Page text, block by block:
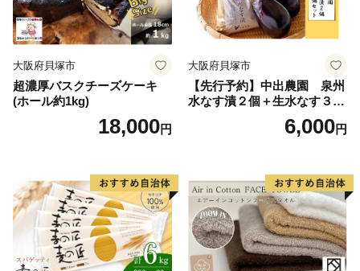
大阪府貝塚市
超濃厚バスクチーズケーキ
(ホール約1kg)
18,000円
大阪府貝塚市
【先行予約】中出農園 泉州
水なす漬２個＋生水なす３個
6,000円